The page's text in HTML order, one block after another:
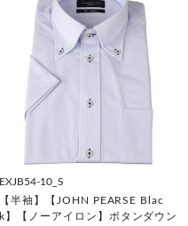
EXJB54-10_S
【半袖】【JOHN PEARSE Blac
k】【ノーアイロン】ボタンダウン